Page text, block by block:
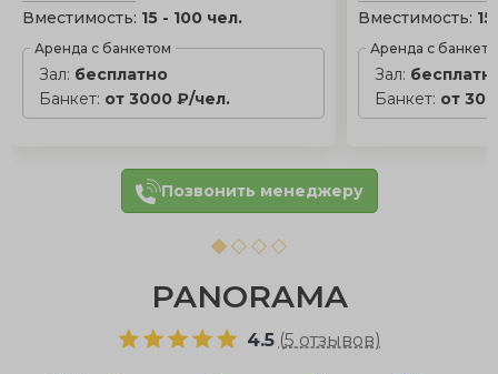
Вместимость: 15 - 100 чел.
Аренда с банкетом
Зал: бесплатно
Банкет: от 3000 ₽/чел.
Вместимость:
Аренда с
Зал:
Банкет: от
Позвонить менеджеру
PANORAMA
4.5 (5 отзывов)